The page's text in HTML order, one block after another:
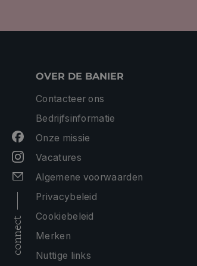
connect
OVER DE BANIER
Contacteer ons
Bedrijfsinformatie
Onze missie
Vacatures
Algemene voorwaarden
Privacybeleid
Cookiebeleid
Merken
Nuttige links